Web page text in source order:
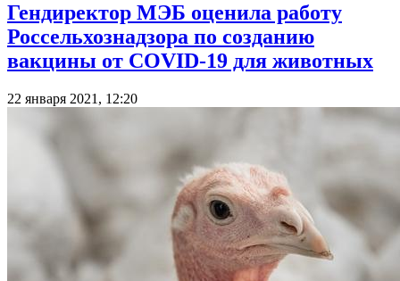
Гендиректор МЭБ оценила работу
Россельхознадзора по созданию
вакцины от COVID-19 для животных
22 января 2021, 12:20